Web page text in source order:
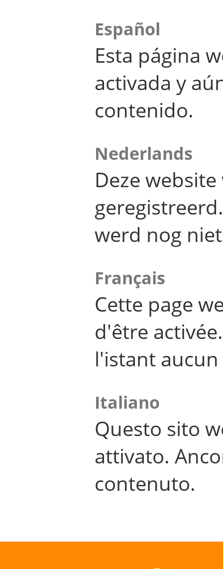
Español
Esta página
activada y
contenido.
Nederlands
Deze
werd nog
Français
Cette page
d'être
l'istant
Italiano
Questo sito
attivato.
contenuto.